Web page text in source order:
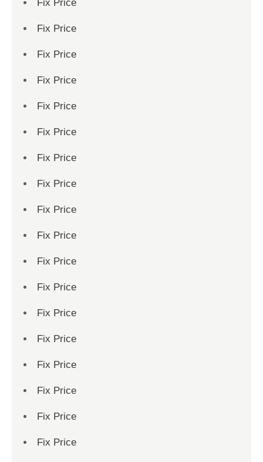
Fix Price
Fix Price
Fix Price
Fix Price
Fix Price
Fix Price
Fix Price
Fix Price
Fix Price
Fix Price
Fix Price
Fix Price
Fix Price
Fix Price
Fix Price
Fix Price
Fix Price
Fix Price